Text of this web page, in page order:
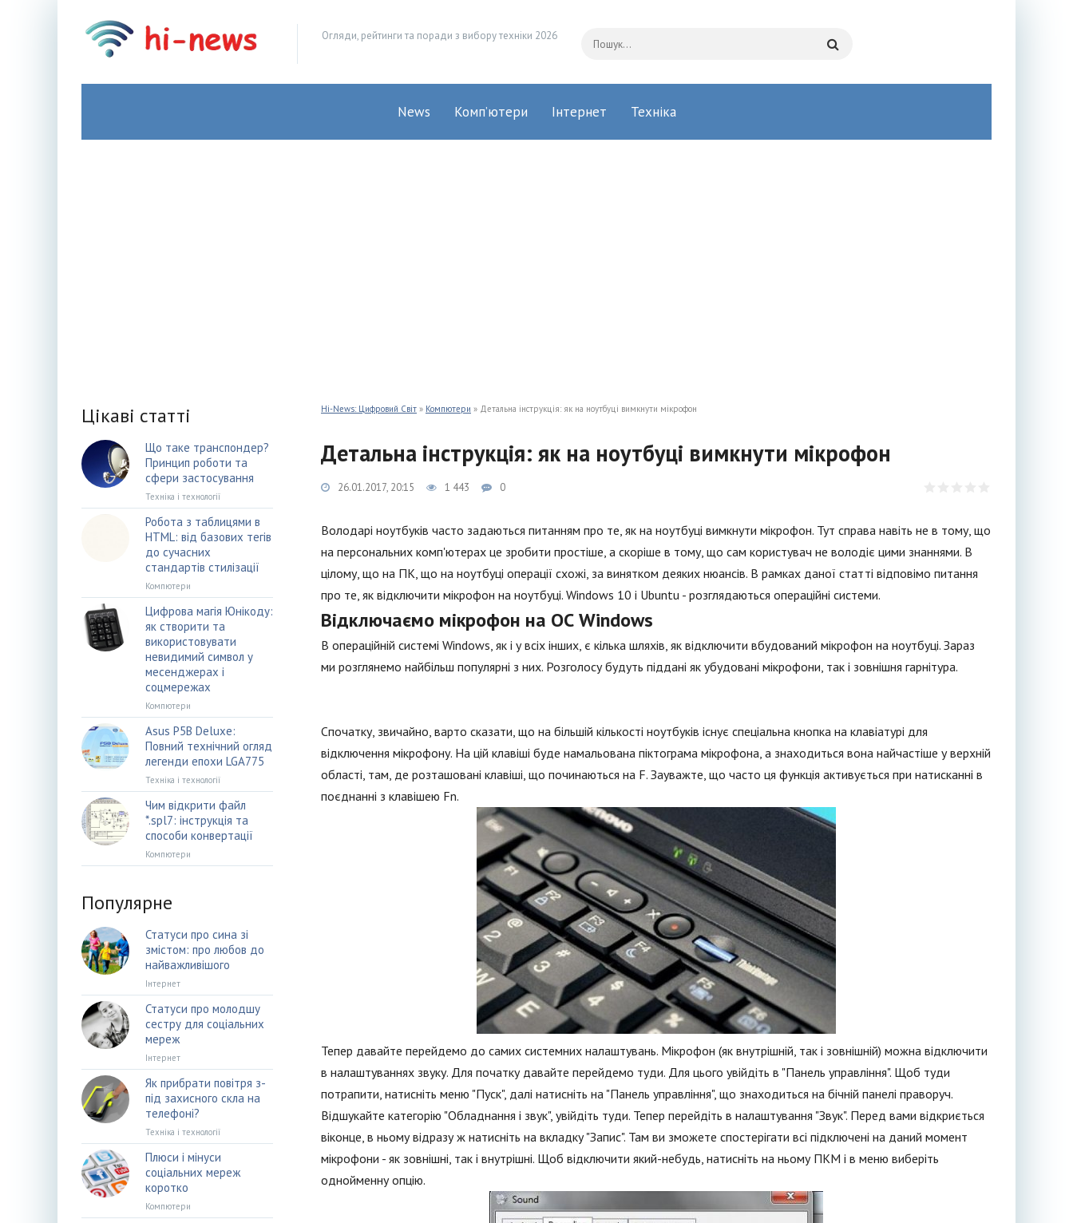
Огляди, рейтинги та поради з вибору техніки 2026
News Комп’ютери Інтернет Техніка
Hi-News: Цифровий Світ » Компютери » Детальна інструкція: як на ноутбуці вимкнути мікрофон
Детальна інструкція: як на ноутбуці вимкнути мікрофон
26.01.2017, 20:15 1 443 0
Володарі ноутбуків часто задаються питанням про те, як на ноутбуці вимкнути мікрофон. Тут справа навіть не в тому, що
на персональних комп'ютерах це зробити простіше, а скоріше в тому, що сам користувач не володіє цими знаннями. В
цілому, що на ПК, що на ноутбуці операції схожі, за винятком деяких нюансів. В рамках даної статті відповімо питання
про те, як відключити мікрофон на ноутбуці. Windows 10 і Ubuntu - розглядаються операційні системи.
Відключаємо мікрофон на ОС Windows
В операційній системі Windows, як і у всіх інших, є кілька шляхів, як відключити вбудований мікрофон на ноутбуці. Зараз
ми розглянемо найбільш популярні з них. Розголосу будуть піддані як убудовані мікрофони, так і зовнішня гарнітура.
Спочатку, звичайно, варто сказати, що на більшій кількості ноутбуків існує спеціальна кнопка на клавіатурі для
відключення мікрофону. На цій клавіші буде намальована піктограма мікрофона, а знаходиться вона найчастіше у верхній
області, там, де розташовані клавіші, що починаються на F. Зауважте, що часто ця функція активується при натисканні в
поєднанні з клавішею Fn.
Тепер давайте перейдемо до самих системних налаштувань. Мікрофон (як внутрішній, так і зовнішній) можна відключити
в налаштуваннях звуку. Для початку давайте перейдемо туди. Для цього увійдіть в "Панель управління". Щоб туди
потрапити, натисніть меню "Пуск", далі натисніть на "Панель управління", що знаходиться на бічній панелі праворуч.
Відшукайте категорію "Обладнання і звук", увійдіть туди. Тепер перейдіть в налаштування "Звук". Перед вами відкриється
віконце, в ньому відразу ж натисніть на вкладку "Запис". Там ви зможете спостерігати всі підключені на даний момент
мікрофони - як зовнішні, так і внутрішні. Щоб відключити який-небудь, натисніть на ньому ПКМ і в меню виберіть
однойменну опцію.
Цікаві статті
Що таке транспондер?
Принцип роботи та
сфери застосування
Техніка і технології
Робота з таблицями в
HTML: від базових тегів
до сучасних
стандартів стилізації
Компютери
Цифрова магія Юнікоду:
як створити та
використовувати
невидимий символ у
месенджерах і
соцмережах
Компютери
Asus P5B Deluxe:
Повний технічний огляд
легенди епохи LGA775
Техніка і технології
Чим відкрити файл
*.spl7: інструкція та
способи конвертації
Компютери
Популярне
Статуси про сина зі
змістом: про любов до
найважливішого
Інтернет
Статуси про молодшу
сестру для соціальних
мереж
Інтернет
Як прибрати повітря з-
під захисного скла на
телефоні?
Техніка і технології
Плюси і мінуси
соціальних мереж
коротко
Компютери